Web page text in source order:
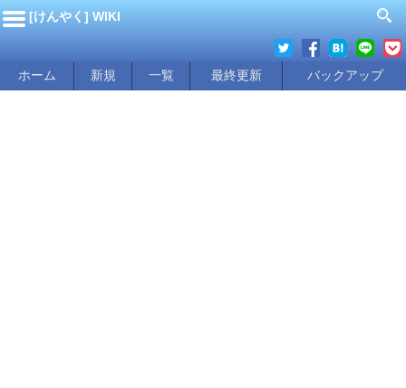
[けんやく] WIKI
ホーム 新規 一覧 最終更新 バックアップ